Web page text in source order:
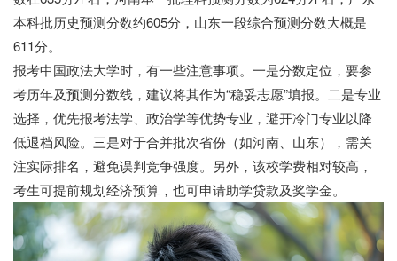
本科批历史预测分数约605分，山东一段综合预测分数大概是
611分。
报考中国政法大学时，有一些注意事项。一是分数定位，要参
考历年及预测分数线，建议将其作为“稳妥志愿”填报。二是专业
选择，优先报考法学、政治学等优势专业，避开冷门专业以降
低退档风险。三是对于合并批次省份（如河南、山东），需关
注实际排名，避免误判竞争强度。另外，该校学费相对较高，
考生可提前规划经济预算，也可申请助学贷款及奖学金。